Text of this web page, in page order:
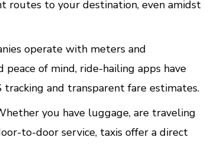
routes to your destination, even amidst
operate with meters and
peace of mind, ride-hailing apps have
tracking and transparent fare estimates.
you have luggage, are traveling
to-door service, taxis offer a direct